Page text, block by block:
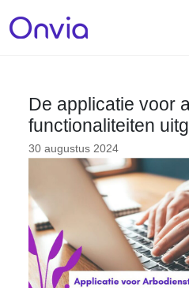
De applicatie voor
functionaliteiten
30 augustus 2024